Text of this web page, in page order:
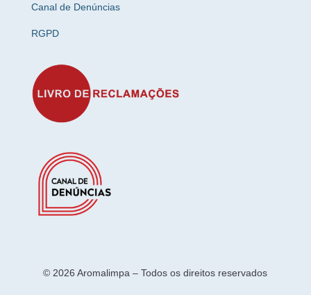
Canal de Denúncias
RGPD
© 2026 Aromalimpa – Todos os direitos reservados